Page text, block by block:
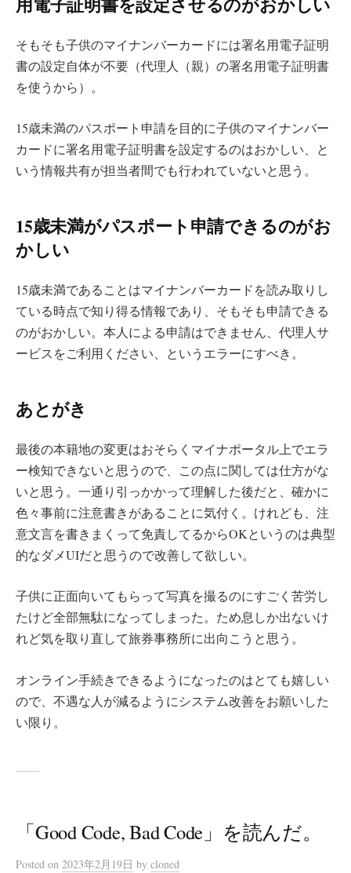
そもそも子供のマイナンバーカードには署名用電子証明
書の設定自体が不要（代理人（親）の署名用電子証明書
を使うから）。
15歳未満のパスポート申請を目的に子供のマイナンバー
カードに署名用電子証明書を設定するのはおかしい、と
いう情報共有が担当者間でも行われていないと思う。
15歳未満がパスポート申請できるのがお
かしい
15歳未満であることはマイナンバーカードを読み取りし
ている時点で知り得る情報であり、そもそも申請できる
のがおかしい。本人による申請はできません、代理人サ
ービスをご利用ください、というエラーにすべき。
あとがき
最後の本籍地の変更はおそらくマイナポータル上でエラ
ー検知できないと思うので、この点に関しては仕方がな
いと思う。一通り引っかかって理解した後だと、確かに
色々事前に注意書きがあることに気付く。けれども、注
意文言を書きまくって免責してるからOKというのは典型
的なダメUIだと思うので改善して欲しい。
子供に正面向いてもらって写真を撮るのにすごく苦労し
たけど全部無駄になってしまった。ため息しか出ないけ
れど気を取り直して旅券事務所に出向こうと思う。
オンライン手続きできるようになったのはとても嬉しい
ので、不遇な人が減るようにシステム改善をお願いした
い限り。
「Good Code, Bad Code」を読んだ。
Posted on 2023年2月19日 by cloned